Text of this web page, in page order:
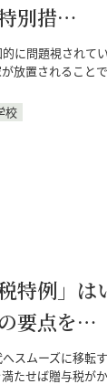
別措…
に問題視されて
放置されること
校
特例」は
要点を…
スムーズに移転
たせば贈与税が